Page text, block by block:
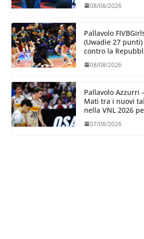
08/08/2026
Pallavolo
(Uwadie 27
contro la
08/08/2026
Pallavolo Azzurri
Mati tra i nuovi
nella VNL 2026
07/08/2026